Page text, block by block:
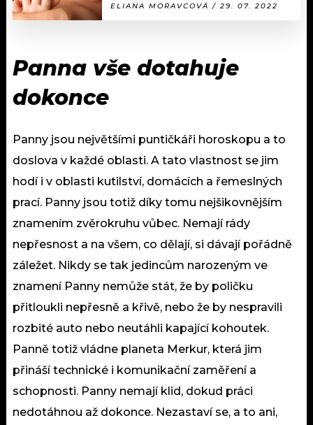
ELIANA MORAVCOVÁ / 29. 07. 2022
Panna vše dotahuje
dokonce
Panny jsou největšími puntičkáři horoskopu a to
doslova v každé oblasti. A tato vlastnost se jim
hodí i v oblasti kutilství, domácích a řemeslných
prací. Panny jsou totiž díky tomu nejšikovnějším
znamením zvěrokruhu vůbec. Nemají rády
nepřesnost a na všem, co dělají, si dávají pořádně
záležet. Nikdy se tak jedincům narozeným ve
znamení Panny nemůže stát, že by poličku
přitloukli nepřesně a křivě, nebo že by nespravili
rozbité auto nebo neutáhli kapající kohoutek.
Panně totiž vládne planeta Merkur, která jim
přináší technické i komunikační zaměření a
schopnosti. Panny nemají klid, dokud práci
nedotáhnou až dokonce. Nezastaví se, a to ani,